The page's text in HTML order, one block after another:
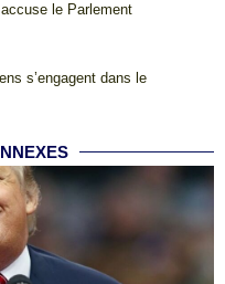
le Parlement
s’engagent dans le